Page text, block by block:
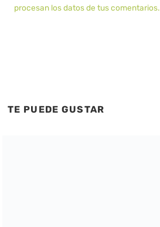
procesan los datos de tus comentarios.
TE PUEDE GUSTAR